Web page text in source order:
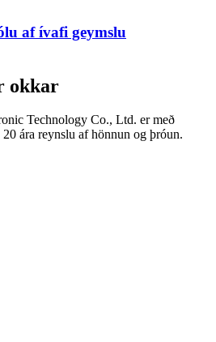
af ívafi geymslu
okkar
Technology Co., Ltd. er með
ára reynslu af hönnun og þróun.